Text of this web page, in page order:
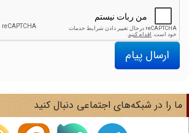
ارسال پیام
را در شبکه‌های اجتماعی دنبال کنید